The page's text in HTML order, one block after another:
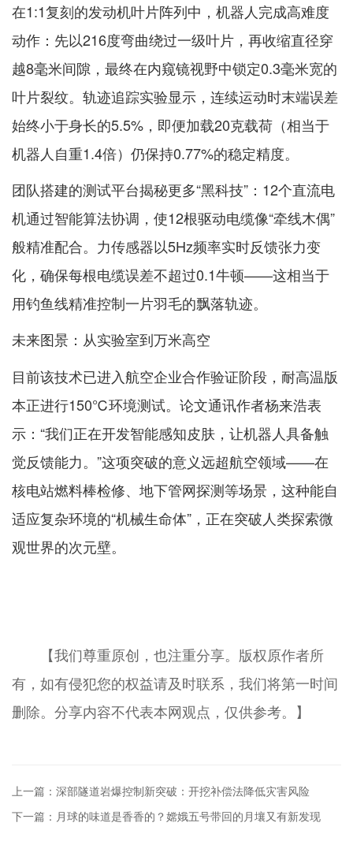
在1:1复刻的发动机叶片阵列中，机器人完成高难度
动作：先以216度弯曲绕过一级叶片，再收缩直径穿
越8毫米间隙，最终在内窥镜视野中锁定0.3毫米宽的
叶片裂纹。轨迹追踪实验显示，连续运动时末端误差
始终小于身长的5.5%，即便加载20克载荷（相当于
机器人自重1.4倍）仍保持0.77%的稳定精度。
团队搭建的测试平台揭秘更多“黑科技”：12个直流电
机通过智能算法协调，使12根驱动电缆像“牵线木偶”
般精准配合。力传感器以5Hz频率实时反馈张力变
化，确保每根电缆误差不超过0.1牛顿——这相当于
用钓鱼线精准控制一片羽毛的飘落轨迹。
未来图景：从实验室到万米高空
目前该技术已进入航空企业合作验证阶段，耐高温版
本正进行150℃环境测试。论文通讯作者杨来浩表
示：“我们正在开发智能感知皮肤，让机器人具备触
觉反馈能力。”这项突破的意义远超航空领域——在
核电站燃料棒检修、地下管网探测等场景，这种能自
适应复杂环境的“机械生命体”，正在突破人类探索微
观世界的次元壁。
【我们尊重原创，也注重分享。版权原作者所
有，如有侵犯您的权益请及时联系，我们将第一时间
删除。分享内容不代表本网观点，仅供参考。】
上一篇：深部隧道岩爆控制新突破：开挖补偿法降低灾害风险
下一篇：月球的味道是香香的？嫦娥五号带回的月壤又有新发现